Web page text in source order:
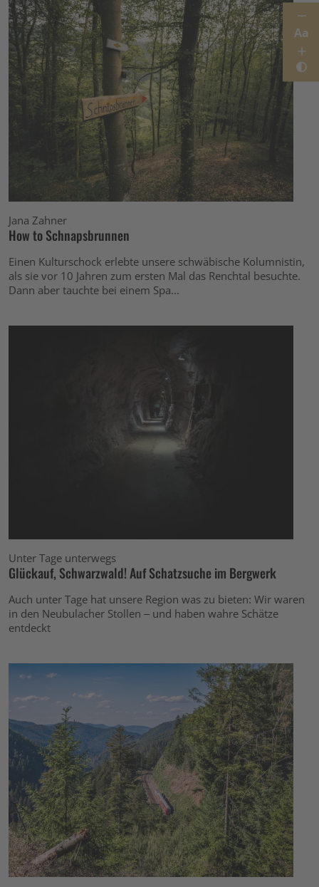
Aa
Jana Zahner
How to Schnapsbrunnen
Einen Kulturschock erlebte unsere schwäbische Kolumnistin,
als sie vor 10 Jahren zum ersten Mal das Renchtal besuchte.
Dann aber tauchte bei einem Spa...
Unter Tage unterwegs
Glückauf, Schwarzwald! Auf Schatzsuche im Bergwerk
Auch unter Tage hat unsere Region was zu bieten: Wir waren
in den Neubulacher Stollen – und haben wahre Schätze
entdeckt